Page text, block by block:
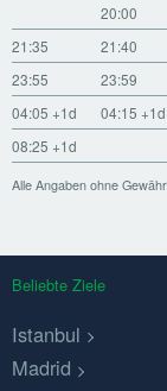
20:00
21:35
21:40
23:55
23:59
04:05+1d 04:15+1d
08:25+1d
Alle Angaben ohne Gewähr.
Beliebte Ziele
Istanbul
Madrid